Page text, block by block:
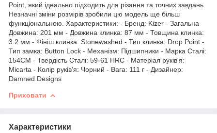
Point, який ідеально підходить для різання та точних завдань.
Незначні зміни розмірів зробили цю модель ще більш
функціональною. Характеристики: - Бренд: Kizer - Загальна
Довжина: 201 мм - Довжина клинка: 87 мм - Товщина клинка:
3.2 мм - Фініш клинка: Stonewashed - Тип клинка: Drop Point -
Тип замка: Button Lock - Механізм: Підшипники - Марка Сталі:
154CM - Твердість Сталі: 59-61 HRC - Матеріал руків'я:
Micarta - Колір руків'я: Чорний - Вага: 111 г - Дизайнер:
Damned Designs
Приховати
Характеристики